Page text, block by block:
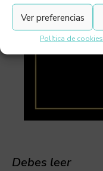
Ver preferencias
Política de cookies
Debes leer